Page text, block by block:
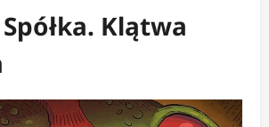
Klątwa